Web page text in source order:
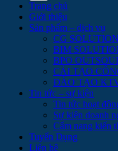
Trang chủ
Giới thiệu
Sản phẩm – dịch vụ
CG SOLUTION
BIM
BPO
CẢI TẠO
ĐÀO TẠO
Tin tức – sự kiện
Tin tức hoạt
Sự kiện doanh
Cẩm nang kiến
Tuyển Dụng
Liên hệ